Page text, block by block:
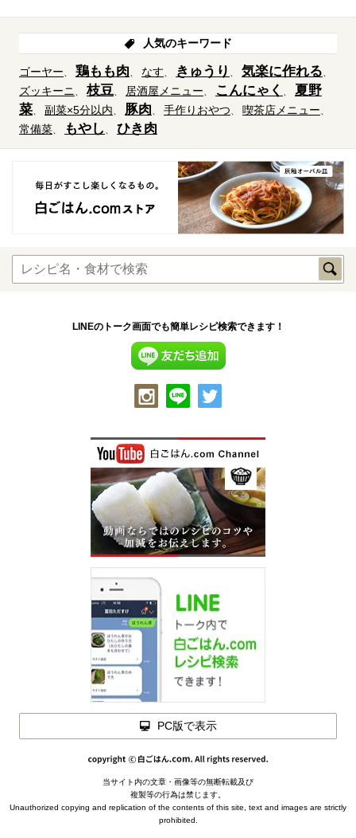
人気のキーワード
ゴーヤー 鶏もも肉 なす きゅうり 気楽に作れる
ズッキーニ 枝豆 居酒屋メニュー こんにゃく
夏野
菜
副菜×5分以内 豚肉 手作りおやつ
喫茶店メニュー
常備菜
もやし ひき肉
閉じる
タラの野菜あんかけの材料(2〜3人分)
タラ … 2〜3切（約200ｇ）
閉じる
LINEのトーク画面でも簡単レシピ検索できます！
PC版で表示
当サイト内の文章・画像等の無断転載及び
複製等の行為は禁じます。
Unauthorized copying and replication of the contents of this site, text and images are strictly
prohibited.